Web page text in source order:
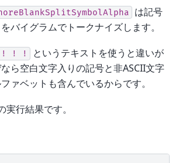
は記号
バイグラムでトークナイズします。
! ! !
というテキストを使うと違いが
ら空白文字入りの記号と非ASCII文字
ァベットも含んでいるからです。
実行結果です。